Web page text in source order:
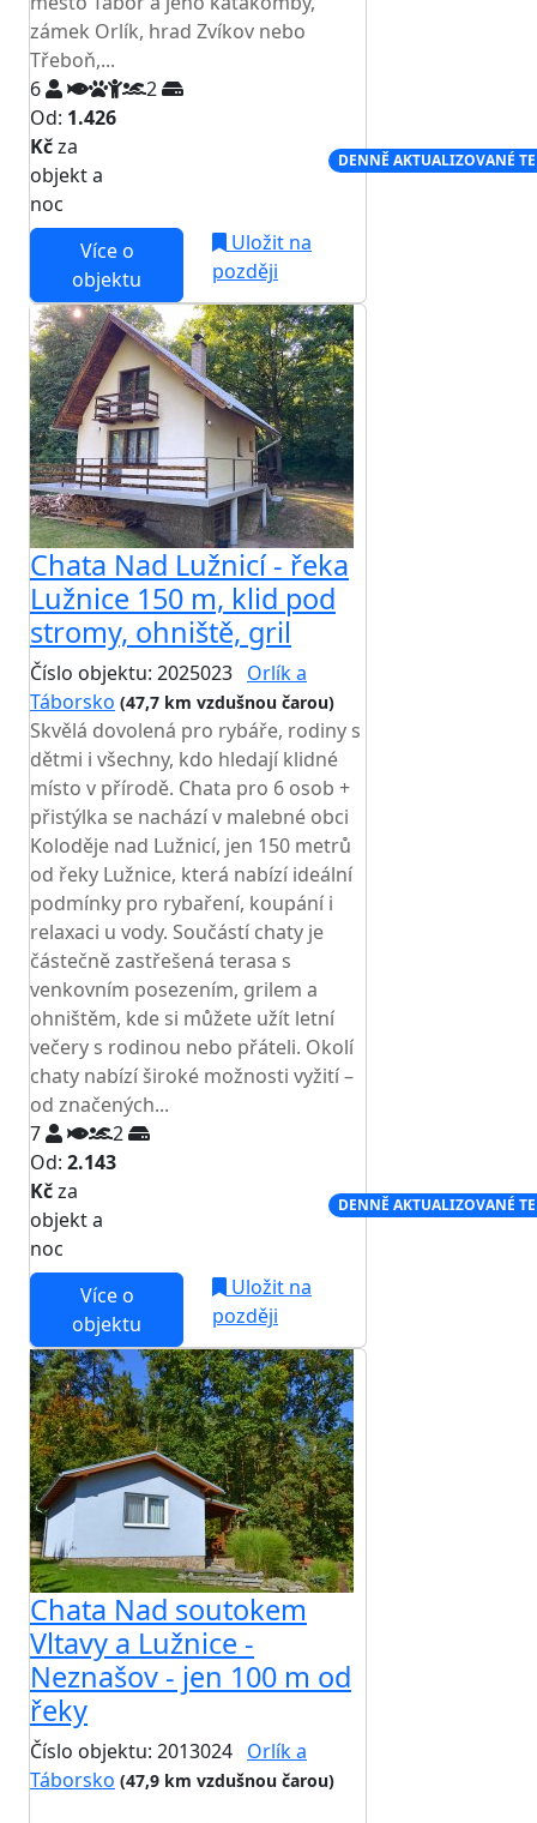
zámek Orlík, hrad Zvíkov nebo
Třeboň,...
6
2
Od: 1.426
Kčza
objekt a
noc
DENNĚ AKTUALIZOVANÉ
Více o
objektu
Uložit na
později
Chata Nad Lužnicí - řeka
Lužnice 150 m, klid pod
stromy, ohniště, gril
Číslo objektu: 2025023 Orlík a
Táborsko (47,7 km vzdušnou čarou)
Skvělá dovolená pro rybáře, rodiny s
dětmi i všechny, kdo hledají klidné
místo v přírodě. Chata pro 6 osob +
přistýlka se nachází v malebné obci
Koloděje nad Lužnicí, jen 150 metrů
od řeky Lužnice, která nabízí ideální
podmínky pro rybaření, koupání i
relaxaci u vody. Součástí chaty je
částečně zastřešená terasa s
venkovním posezením, grilem a
ohništěm, kde si můžete užít letní
večery s rodinou nebo přáteli. Okolí
chaty nabízí široké možnosti vyžití –
od značených...
7
2
Od: 2.143
Kčza
objekt a
noc
DENNĚ AKTUALIZOVANÉ
Více o
objektu
Uložit na
později
Chata Nad soutokem
Vltavy a Lužnice -
Neznašov - jen 100 m od
řeky
Číslo objektu: 2013024 Orlík a
Táborsko (47,9 km vzdušnou čarou)